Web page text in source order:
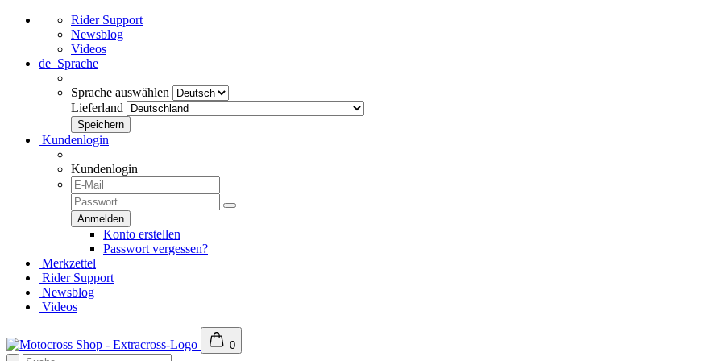
Rider Support
Newsblog
Videos
de Sprache
Sprache auswählen
Lieferland
Kundenlogin
Kundenlogin
Konto erstellen
Passwort vergessen?
Merkzettel
Rider Support
Newsblog
Videos
0